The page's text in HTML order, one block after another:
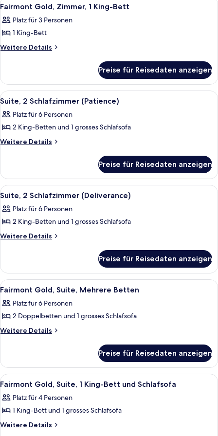
und
Fotos
für
Fairmont
Gold,
Bett
anzeigen
2
Fairmont Gold, Zimmer, 1 King-Bett
Platz für 3 Personen
1 King-Bett
Weitere Details
Weitere
Gold,
Zimmer,
1 King-
Preise für Reisedaten anzeigen
Alle
Fotos
für
Suite,
2 Schlafzimmer
Ein Hotelzimmer mit einem großen
2
Suite, 2 Schlafzimmer (Patience)
Platz für 6 Personen
2 King-Betten und 1 grosses Schlafsofa
Weitere Details
Weitere
2 Schlafzimmer
(Patience)
Preise für Reisedaten anzeigen
Alle
Fotos
für
Suite,
2 Schlafzimmer
Ein Hotelzimmer mit einem großen
2
Suite, 2 Schlafzimmer (Deliverance)
Platz für 6 Personen
2 King-Betten und 1 grosses Schlafsofa
Weitere Details
Weitere
2 Schlafzimmer
(Deliverance)
Preise für Reisedaten anzeigen
Alle
Fotos
für
Fairmont
Gold,
Betten
anzeigen
Ein überdachter Außenbereich mit
6
Fairmont Gold, Suite, Mehrere Betten
Platz für 6 Personen
2 Doppelbetten und 1 grosses Schlafsofa
Weitere Details
Weitere
Gold,
Suite,
Mehrere
Preise für Reisedaten anzeigen
Alle
Fotos
für
Fairmont
Gold,
Ein ordentlich bezogenes Bett mit
2
Fairmont Gold, Suite, 1 King-Bett und Schlafsofa
Platz für 4 Personen
1 King-Bett und 1 grosses Schlafsofa
Weitere Details
Weitere